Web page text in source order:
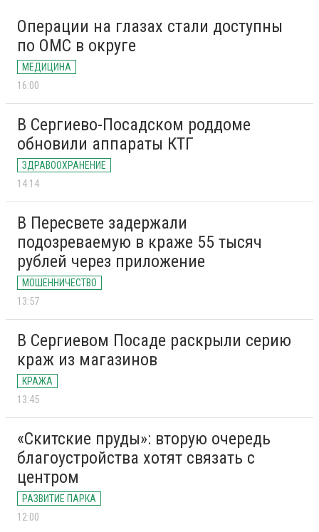
Операции на глазах стали доступны
по ОМС в округе
МЕДИЦИНА
16:00
В Сергиево-Посадском роддоме
обновили аппараты КТГ
ЗДРАВООХРАНЕНИЕ
14:14
В Пересвете задержали
подозреваемую в краже 55 тысяч
рублей через приложение
МОШЕННИЧЕСТВО
13:57
В Сергиевом Посаде раскрыли серию
краж из магазинов
КРАЖА
13:45
«Скитские пруды»: вторую очередь
благоустройства хотят связать с
центром
РАЗВИТИЕ ПАРКА
12:00